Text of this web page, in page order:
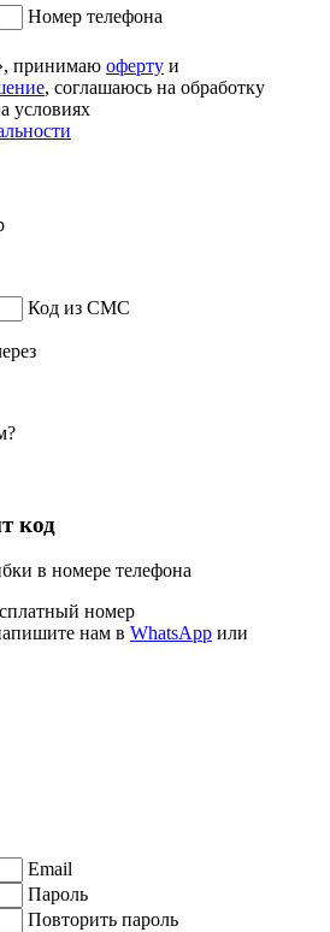
Номер телефона
принимаю оферту и
, соглашаюсь на обработку
условиях
Код из СМС
код
в номере телефона
номер
нам в WhatsApp или
Email
Пароль
Повторить пароль